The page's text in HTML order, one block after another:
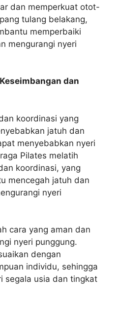
dan memperkuat otot-
tulang belakang,
memperbaiki
mengurangi nyeri
dan
koordinasi yang
jatuh dan
menyebabkan nyeri
Pilates melatih
koordinasi, yang
mencegah jatuh dan
nyeri
cara yang aman dan
nyeri punggung.
dengan
individu, sehingga
segala usia dan tingkat